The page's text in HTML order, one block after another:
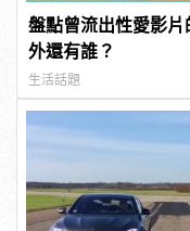
盤點曾流出性愛影
外還有誰？
生活話題